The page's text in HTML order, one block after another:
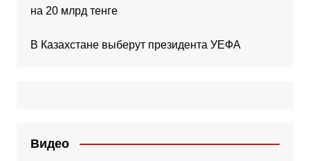
на 20 млрд тенге
В Казахстане выберут президента УЕФА
Видео